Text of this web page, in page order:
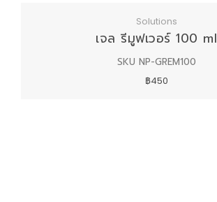
Solutions
เจล รีมูฟเวอร์ 100 ml
SKU NP-GREM100
฿450